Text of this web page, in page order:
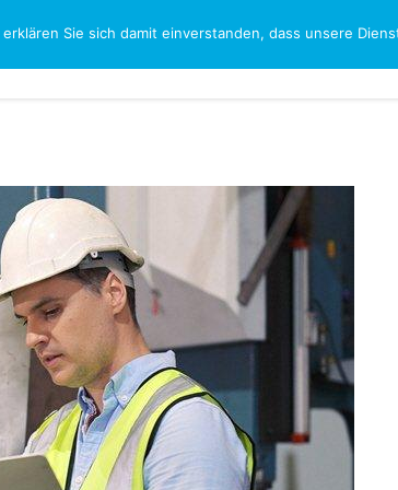
Sie sich damit einverstanden, dass unsere